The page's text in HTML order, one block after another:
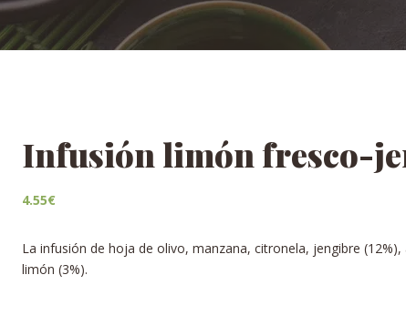
Infusión limón fresco-
4.55€
La infusión de hoja de olivo, manzana, citronela, jengibre
limón (3%).